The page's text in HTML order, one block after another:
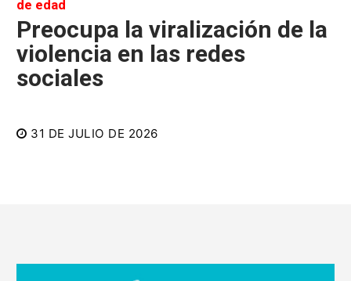
de edad
Preocupa la viralización de la
violencia en las redes
sociales
31 DE JULIO DE 2026